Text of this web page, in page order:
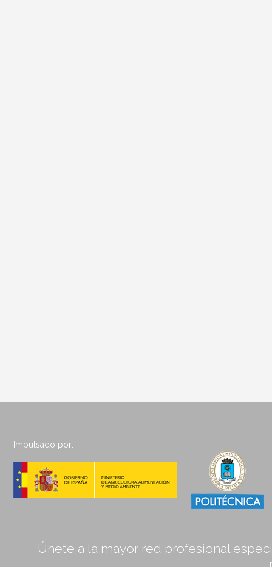
Impulsado por:
Únete a la mayor red profesional